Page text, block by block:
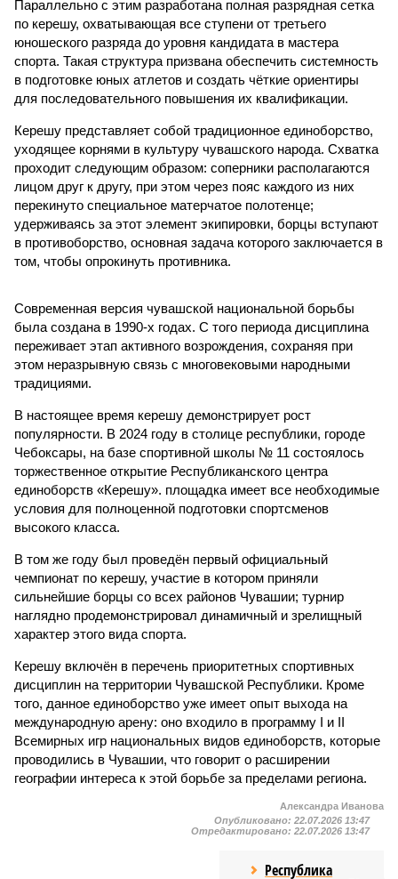
Параллельно с этим разработана полная разрядная сетка
по керешу, охватывающая все ступени от третьего
юношеского разряда до уровня кандидата в мастера
спорта. Такая структура призвана обеспечить системность
в подготовке юных атлетов и создать чёткие ориентиры
для последовательного повышения их квалификации.
Керешу представляет собой традиционное единоборство,
уходящее корнями в культуру чувашского народа. Схватка
проходит следующим образом: соперники располагаются
лицом друг к другу, при этом через пояс каждого из них
перекинуто специальное матерчатое полотенце;
удерживаясь за этот элемент экипировки, борцы вступают
в противоборство, основная задача которого заключается в
том, чтобы опрокинуть противника.
Современная версия чувашской национальной борьбы
была создана в 1990-х годах. С того периода дисциплина
переживает этап активного возрождения, сохраняя при
этом неразрывную связь с многовековыми народными
традициями.
В настоящее время керешу демонстрирует рост
популярности. В 2024 году в столице республики, городе
Чебоксары, на базе спортивной школы № 11 состоялось
торжественное открытие Республиканского центра
единоборств «Керешу». площадка имеет все необходимые
условия для полноценной подготовки спортсменов
высокого класса.
В том же году был проведён первый официальный
чемпионат по керешу, участие в котором приняли
сильнейшие борцы со всех районов Чувашии; турнир
наглядно продемонстрировал динамичный и зрелищный
характер этого вида спорта.
Керешу включён в перечень приоритетных спортивных
дисциплин на территории Чувашской Республики. Кроме
того, данное единоборство уже имеет опыт выхода на
международную арену: оно входило в программу I и II
Всемирных игр национальных видов единоборств, которые
проводились в Чувашии, что говорит о расширении
географии интереса к этой борьбе за пределами региона.
Александра Иванова
Опубликовано: 22.07.2026 13:47
Отредактировано: 22.07.2026 13:47
Республика